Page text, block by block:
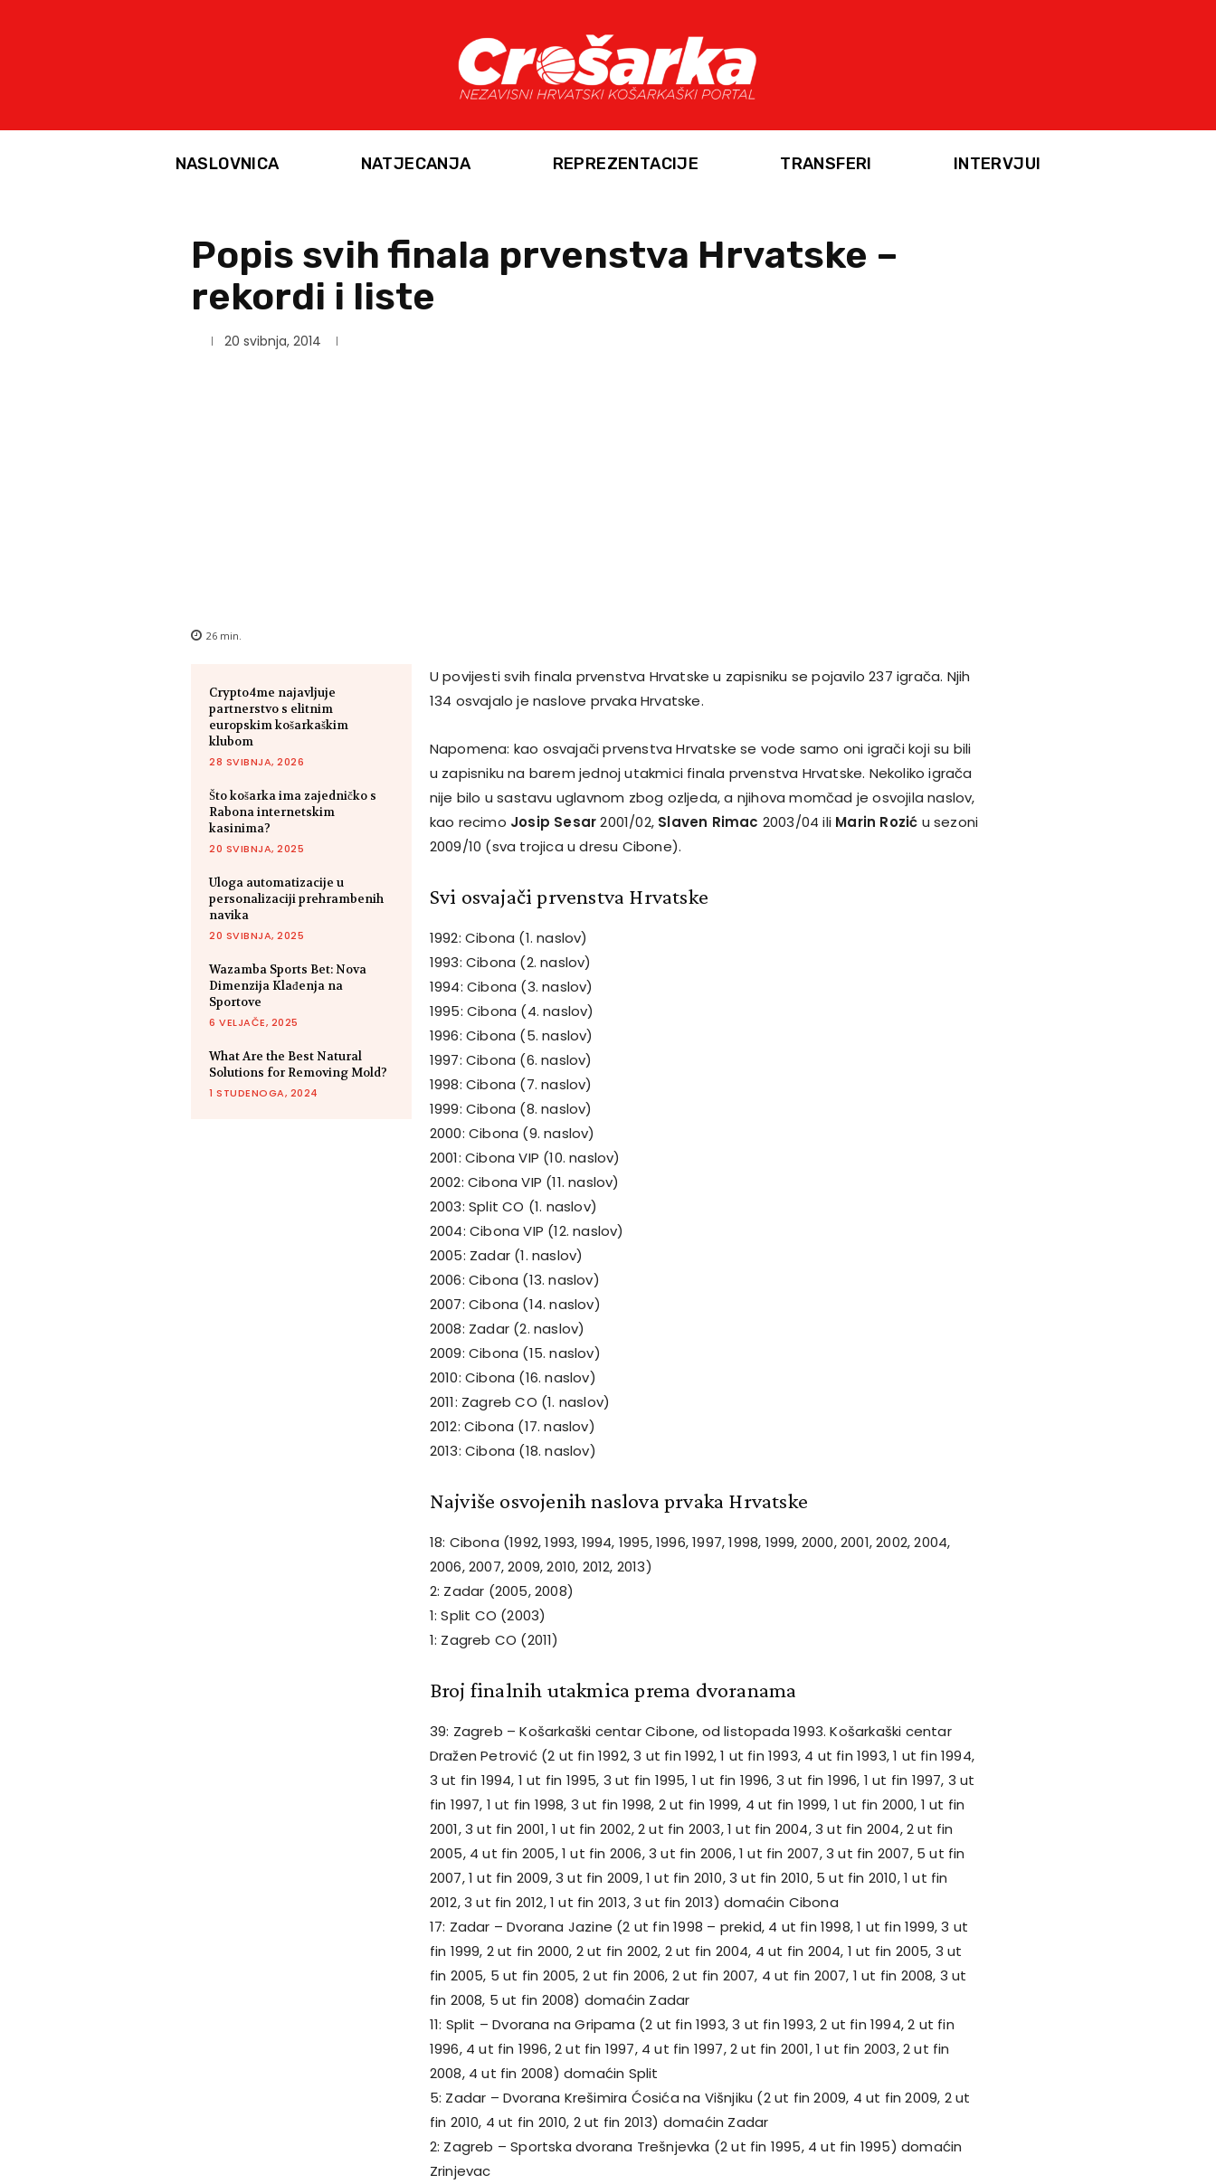
NASLOVNICA NATJECANJA REPREZENTACIJE TRANSFERI INTERVJUI
Popis svih finala prvenstva Hrvatske –
rekordi i liste
20 svibnja, 2014
26 min.
Crypto4me najavljuje
partnerstvo s elitnim
europskim košarkaškim
klubom
28 SVIBNJA, 2026
Što košarka ima zajedničko s
Rabona internetskim
kasinima?
20 SVIBNJA, 2025
Uloga automatizacije u
personalizaciji prehrambenih
navika
20 SVIBNJA, 2025
Wazamba Sports Bet: Nova
Dimenzija Klađenja na
Sportove
6 VELJAČE, 2025
What Are the Best Natural
Solutions for Removing Mold?
1 STUDENOGA, 2024
U povijesti svih finala prvenstva Hrvatske u zapisniku se pojavilo 237 igrača. Njih
134 osvajalo je naslove prvaka Hrvatske.
Napomena: kao osvajači prvenstva Hrvatske se vode samo oni igrači koji su bili
u zapisniku na barem jednoj utakmici finala prvenstva Hrvatske. Nekoliko igrača
nije bilo u sastavu uglavnom zbog ozljeda, a njihova momčad je osvojila naslov,
kao recimo Josip Sesar2001/02,Slaven Rimac 2003/04 ili Marin Rozić u sezoni
2009/10 (sva trojica u dresu Cibone).
Svi osvajači prvenstva Hrvatske
1992: Cibona (1. naslov)
1993: Cibona (2. naslov)
1994: Cibona (3. naslov)
1995: Cibona (4. naslov)
1996: Cibona (5. naslov)
1997: Cibona (6. naslov)
1998: Cibona (7. naslov)
1999: Cibona (8. naslov)
2000: Cibona (9. naslov)
2001: Cibona VIP (10. naslov)
2002: Cibona VIP (11. naslov)
2003: Split CO (1. naslov)
2004: Cibona VIP (12. naslov)
2005: Zadar (1. naslov)
2006: Cibona (13. naslov)
2007: Cibona (14. naslov)
2008: Zadar (2. naslov)
2009: Cibona (15. naslov)
2010: Cibona (16. naslov)
2011: Zagreb CO (1. naslov)
2012: Cibona (17. naslov)
2013: Cibona (18. naslov)
Najviše osvojenih naslova prvaka Hrvatske
18: Cibona (1992, 1993, 1994, 1995, 1996, 1997, 1998, 1999, 2000, 2001, 2002, 2004,
2006, 2007, 2009, 2010, 2012, 2013)
2: Zadar (2005, 2008)
1: Split CO (2003)
1: Zagreb CO (2011)
Broj finalnih utakmica prema dvoranama
39: Zagreb – Košarkaški centar Cibone, od listopada 1993. Košarkaški centar
Dražen Petrović (2 ut fin 1992, 3 ut fin 1992, 1 ut fin 1993, 4 ut fin 1993, 1 ut fin 1994,
3 ut fin 1994, 1 ut fin 1995, 3 ut fin 1995, 1 ut fin 1996, 3 ut fin 1996, 1 ut fin 1997, 3 ut
fin 1997, 1 ut fin 1998, 3 ut fin 1998, 2 ut fin 1999, 4 ut fin 1999, 1 ut fin 2000, 1 ut fin
2001, 3 ut fin 2001, 1 ut fin 2002, 2 ut fin 2003, 1 ut fin 2004, 3 ut fin 2004, 2 ut fin
2005, 4 ut fin 2005, 1 ut fin 2006, 3 ut fin 2006, 1 ut fin 2007, 3 ut fin 2007, 5 ut fin
2007, 1 ut fin 2009, 3 ut fin 2009, 1 ut fin 2010, 3 ut fin 2010, 5 ut fin 2010, 1 ut fin
2012, 3 ut fin 2012, 1 ut fin 2013, 3 ut fin 2013) domaćin Cibona
17: Zadar – Dvorana Jazine (2 ut fin 1998 – prekid, 4 ut fin 1998, 1 ut fin 1999, 3 ut
fin 1999, 2 ut fin 2000, 2 ut fin 2002, 2 ut fin 2004, 4 ut fin 2004, 1 ut fin 2005, 3 ut
fin 2005, 5 ut fin 2005, 2 ut fin 2006, 2 ut fin 2007, 4 ut fin 2007, 1 ut fin 2008, 3 ut
fin 2008, 5 ut fin 2008) domaćin Zadar
11: Split – Dvorana na Gripama (2 ut fin 1993, 3 ut fin 1993, 2 ut fin 1994, 2 ut fin
1996, 4 ut fin 1996, 2 ut fin 1997, 4 ut fin 1997, 2 ut fin 2001, 1 ut fin 2003, 2 ut fin
2008, 4 ut fin 2008) domaćin Split
5: Zadar – Dvorana Krešimira Ćosića na Višnjiku (2 ut fin 2009, 4 ut fin 2009, 2 ut
fin 2010, 4 ut fin 2010, 2 ut fin 2013) domaćin Zadar
2: Zagreb – Sportska dvorana Trešnjevka (2 ut fin 1995, 4 ut fin 1995) domaćin
Zrinjevac